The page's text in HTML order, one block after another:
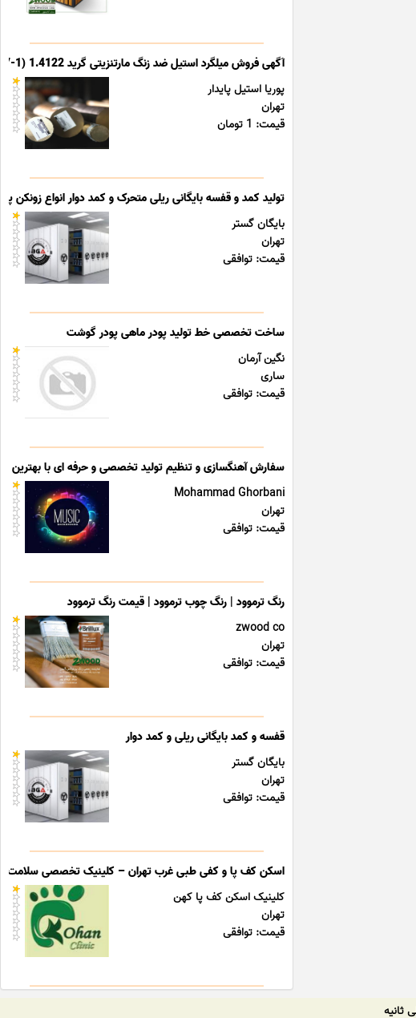
آگهی فروش میلگرد استیل ضد زنگ مارتنزیتی گرید 1.4122 (X39CrMo17-1)
پوریا استیل پایدار
تهران
قیمت: 1 تومان
تولید کمد و قفسه بایگانی ریلی متحرک و کمد دوار انواع زونکن
بایگان گستر
تهران
قیمت: توافقی
ساخت تخصصی خط تولید پودر ماهی پودر گوشت
نگین آرمان
ساری
قیمت: توافقی
سفارش آهنگسازی و تنظیم تولید تخصصی و حرفه ای با بهترین
Mohammad Ghorbani
تهران
قیمت: توافقی
رنگ ترموود | رنگ چوب ترموود | قیمت رنگ ترموود
zwood co
تهران
قیمت: توافقی
قفسه و کمد بایگانی ریلی و کمد دوار
بایگان گستر
تهران
قیمت: توافقی
اسکن کف پا و کفی طبی غرب تهران – کلینیک تخصصی سلامت
کلینیک اسکن کف پا کهن
تهران
قیمت: توافقی